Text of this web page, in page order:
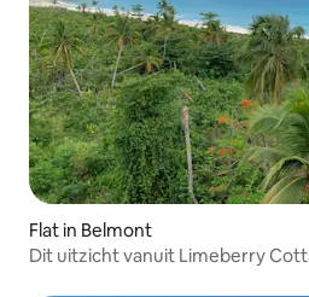
Flat in Belmont
Dit uitzicht vanuit Limeberry